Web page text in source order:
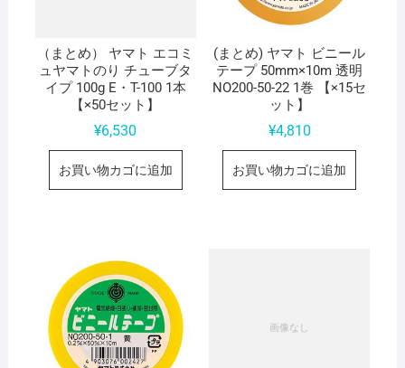
（まとめ） ヤマト エコミ
ュヤマトのり チューブタ
イプ 100g E・T-100 1本
【×50セット】
¥6,530
お買い物カゴに追加
(まとめ) ヤマト ビニール
テープ 50mm×10m 透明
NO200-50-22 1巻 【×15セ
ット】
¥4,810
お買い物カゴに追加